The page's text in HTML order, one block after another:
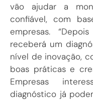
vão ajudar a
confiável, com
empresas.
receberá um
nível de inovação,
boas práticas e
Empresas
diagnóstico já